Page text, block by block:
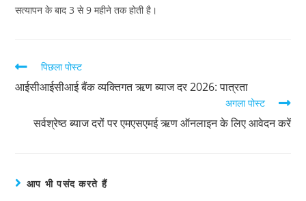
सत्यापन के बाद 3 से 9 महीने तक होती है।
पिछला पोस्ट
आईसीआईसीआई बैंक व्यक्तिगत ऋण ब्याज दर 2026: पात्रता
अगला पोस्ट
सर्वश्रेष्ठ ब्याज दरों पर एमएसएमई ऋण ऑनलाइन के लिए आवेदन करें
आप भी पसंद करते हैं